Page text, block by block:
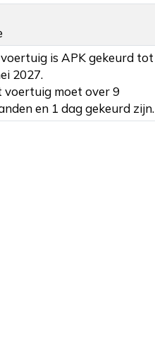
is APK gekeurd tot
2027.
voertuig moet over 9
en 1 dag gekeurd zijn.